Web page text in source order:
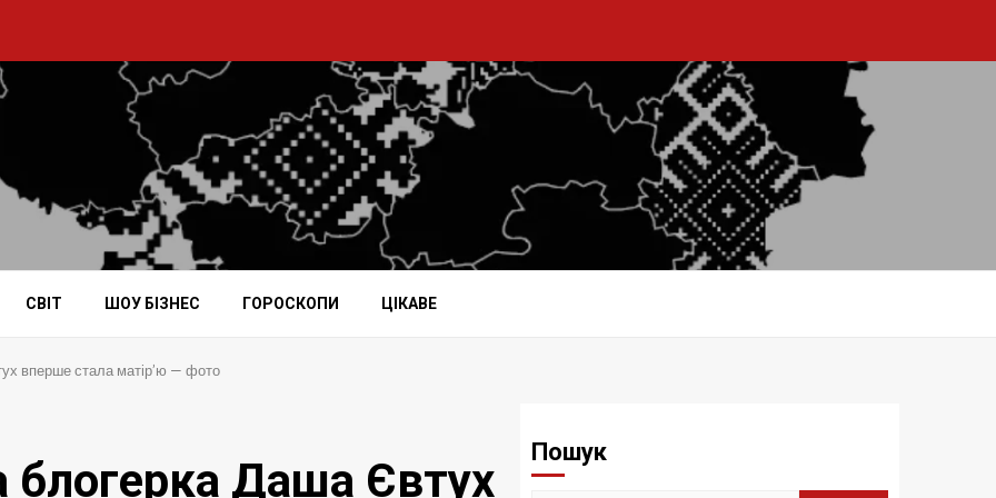
СВІТ ШОУ БІЗНЕС ГОРОСКОПИ ЦІКАВЕ
вперше стала матір’ю — фото
блогерка Даша Євтух
Пошук